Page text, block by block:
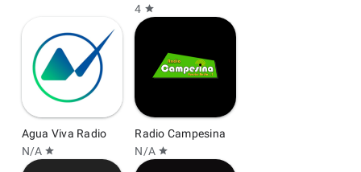
4 star
Agua Viva Radio
N/A star
Radio Campesina
N/A star